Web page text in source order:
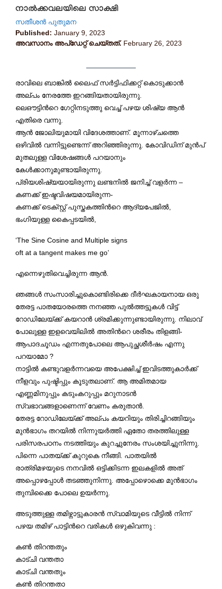
നാൽക്കവലയിലെ സാക്ഷി
സതീശന്‍ പുതുമന
Published: January 9, 2023
അവസാനം അപ്ഡേറ്റ് ചെയ്തത്. February 26, 2023
രാവിലെ ബാങ്കില്‍ ലൈഫ് സര്‍ട്ടിഫിക്കറ്റ് കൊടുക്കാന്‍
അല്പം നേരത്തേ ഇറങ്ങിയതായിരുന്നു.
ലെഔട്ടിന്‍റെ ഗേറ്റിനടുത്തു വെച്ച് പഴയ ശിഷ്യ ആന്‍
എതിരെ വന്നു.
ആന്‍ ജോലിയുമായി വിദേശത്താണ്. മൂന്നാഴ്ചത്തെ
ഒഴിവില്‍ വന്നിട്ടുണ്ടെന്ന് അറിഞ്ഞിരുന്നു. കോവിഡിന് മുന്‍പ്
മുതലുള്ള വിശേഷങ്ങള്‍ പറയാനും
കേള്‍ക്കാനുമുണ്ടായിരുന്നു.
പ്രിയശിഷ്യയായിരുന്നു ലണ്ടനിൽ ജനിച്ച് വളർന്ന –
കണക്ക് ഇഷ്ടവിഷയമായിരുന്ന-
കണക്ക് ടെക്സ്റ്റ് പുസ്തകത്തിന്‍റെ ആദ്യപേജില്‍,
ഭംഗിയുള്ള കൈപ്പടയില്‍,
‘The Sine Cosine and Multiple signs
oft at a tangent makes me go’
എന്നെഴുതിവെച്ചിരുന്ന ആന്‍.
ഞങ്ങള്‍ സംസാരിച്ചുകൊണ്ടിരിക്കെ ദീര്‍ഘകായനായ ഒരു
തേരട്ട പാതയോരത്തെ നനഞ്ഞ പുല്‍ത്തട്ടുകള്‍ വിട്ട്
റോഡിലേയ്ക്ക് കയറാന്‍ ശ്രമിക്കുന്നുണ്ടായിരുന്നു. നിലാവ്
പോലുള്ള ഇളവെയിലില്‍ അതിന്‍റെ ശരീരം തിളങ്ങി-
ആപാദചൂഡം എന്നതുപോലെ ആപുച്ഛശീര്‍ഷം എന്നു
പറയാമോ ?
നാട്ടില്‍ കണ്ടുവളര്‍ന്നവയെ അപേക്ഷിച്ച് ഇവിടത്തുകാർക്ക്
നീളവും പുഷ്ടിപ്പും കൂടുതലാണ്. ആ അമിതമായ
എണ്ണമിനുപ്പും കടുംകറുപ്പും മറുനാടന്‍
സ്വഭാവങ്ങളാണെന്ന് വേണം കരുതാൻ.
തേരട്ട റോഡിലേയ്ക്ക് അല്പം കയറിയും തിരിച്ചിറങ്ങിയും
മുന്‍ഭാഗം തറയില്‍ നിന്നുയര്‍ത്തി ഏതോ തരത്തിലുള്ള
പരിസരപഠനം നടത്തിയും കുറച്ചുനേരം സംശയിച്ചുനിന്നു.
പിന്നെ പാതയ്ക്ക് കുറുകെ നീങ്ങി. പാതയിൽ
രാത്രിമഴയുടെ നനവില്‍ ഒട്ടിക്കിടന്ന ഇലകളിൽ അത്
അപ്പൊഴപ്പോൾ തടഞ്ഞുനിന്നു. അപ്പോഴൊക്കെ മുന്‍ഭാഗം
തുമ്പിക്കൈ പോലെ ഉയര്‍ന്നു.
അടുത്തുള്ള തമിഴ്നാട്ടുകാരന്‍ സ്വാമിയുടെ വീട്ടില്‍ നിന്ന്
പഴയ തമിഴ് പാട്ടിന്‍റെ വരികള്‍ ഒഴുകിവന്നു :
കണ്‍ തിറന്തതും
കാട്ചി വന്തതാ
കാട്ചി വന്തതും
കണ്‍ തിറന്തതാ